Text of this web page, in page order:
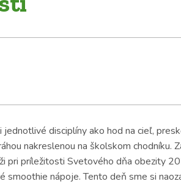
disciplíny ako hod na cieľ,
nakreslenou na školskom chodníku.
príležitosti Svetového dňa obezity
nápoje. Tento deň sme si